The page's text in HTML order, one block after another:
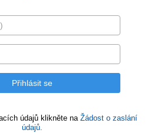
údajů klikněte na Žádost o zaslání
údajů.